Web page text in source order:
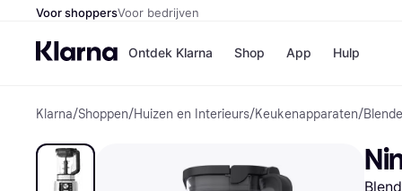
Voor shoppersVoor bedrijven
Ontdek Klarna Shop
Winkels
Bol
H&M
App Hulp
Klarna/Shoppen/Huizen en Interieurs/Keukenapparaten/